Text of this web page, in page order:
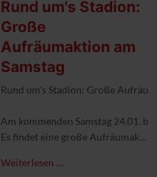
Rund um's Stadion:
Große
Aufräumaktion am
Samstag
Rund um's Stadion: Große
Am kommenden Samstag 24.01.
Es findet eine große
Arbeitshandschuhe mitbringen
Weiterlesen …